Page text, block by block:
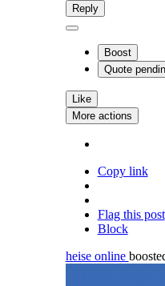
Reply
Boost
Quote
Like
More actions
Copy link
Flag this post
Block
heise online